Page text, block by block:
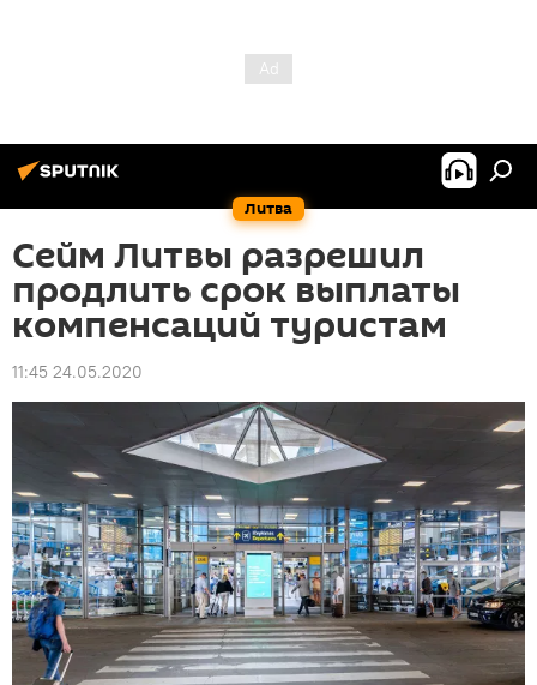
Литва
Сейм Литвы разрешил
продлить срок выплаты
компенсаций туристам
11:45 24.05.2020